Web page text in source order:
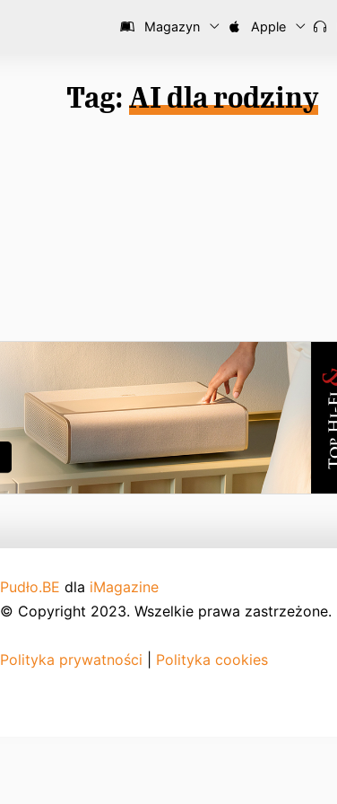
Magazyn Apple
Tag: AI dla rodziny
Pudło.BE dla iMagazine
© Copyright 2023. Wszelkie prawa zastrzeżone.
Polityka prywatności Polityka cookies